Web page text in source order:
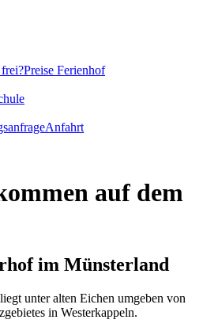
Preise Ferienhof
Anfahrt
auf dem
im Münsterland
unter alten Eichen umgeben von
in Westerkappeln.